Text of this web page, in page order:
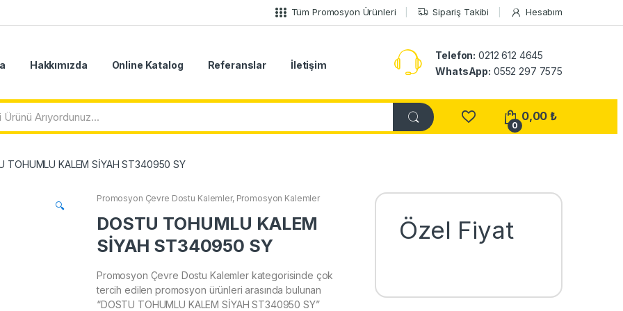
Tüm Promosyon Ürünleri Sipariş Takibi Hesabım
Hakkımızda Online Katalog Referanslar İletişim
Telefon: 0212 612 4645
WhatsApp: 0552 297 7575
0
0,00₺
TOHUMLU KALEM SİYAH ST340950 SY
🔍
Promosyon Çevre Dostu Kalemler, Promosyon Kalemler
DOSTU TOHUMLU KALEM
SİYAH ST340950 SY
Promosyon Çevre Dostu Kalemler kategorisinde çok
tercih edilen promosyon ürünleri arasında bulunan
“DOSTU TOHUMLU KALEM SİYAH ST340950 SY”
Özel Fiyat